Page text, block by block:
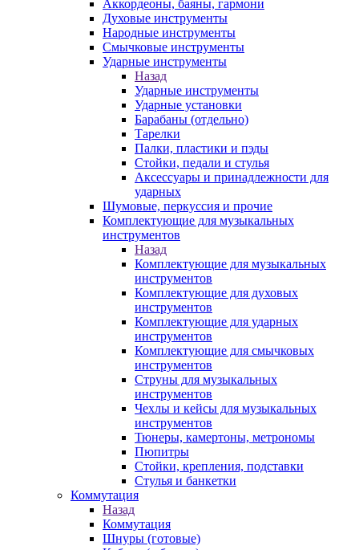
Аккордеоны, баяны, гармони
Духовые инструменты
Народные инструменты
Смычковые инструменты
Ударные инструменты
Назад
Ударные инструменты
Ударные установки
Барабаны (отдельно)
Тарелки
Палки, пластики и пэды
Стойки, педали и стулья
Аксессуары и принадлежности для
ударных
Шумовые, перкуссия и прочие
Комплектующие для музыкальных
инструментов
Назад
Комплектующие для музыкальных
инструментов
Комплектующие для духовых
инструментов
Комплектующие для ударных
инструментов
Комплектующие для смычковых
инструментов
Струны для музыкальных
инструментов
Чехлы и кейсы для музыкальных
инструментов
Тюнеры, камертоны, метрономы
Пюпитры
Стойки, крепления, подставки
Стулья и банкетки
Коммутация
Назад
Коммутация
Шнуры (готовые)